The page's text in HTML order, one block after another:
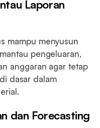
Laporan
mampu menyusun
pengeluaran,
anggaran agar tetap
dasar dalam
dan Forecasting